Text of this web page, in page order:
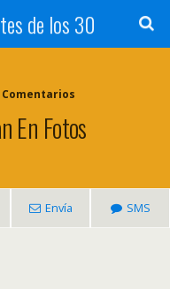
de los 30
Comentarios
En Fotos
Envía SMS